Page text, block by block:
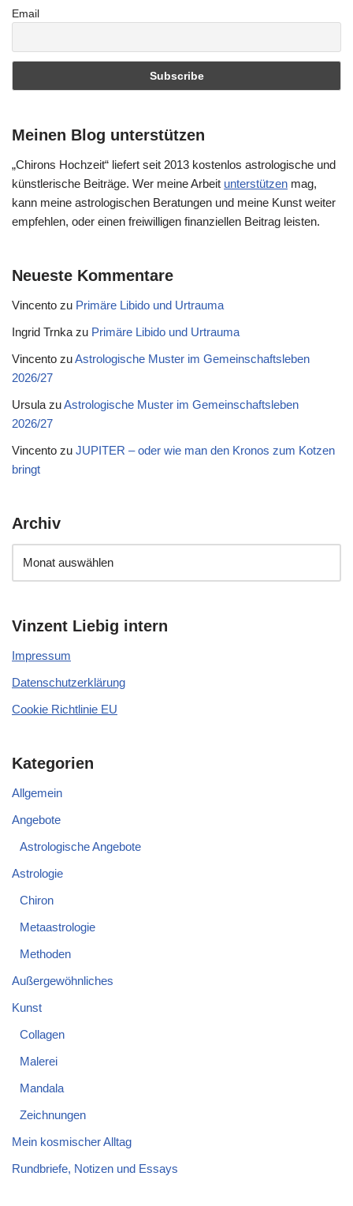
Email
Meinen Blog unterstützen
„Chirons Hochzeit“ liefert seit 2013 kostenlos astrologische und
künstlerische Beiträge. Wer meine Arbeit unterstützen mag,
kann meine astrologischen Beratungen und meine Kunst weiter
empfehlen, oder einen freiwilligen finanziellen Beitrag leisten.
Neueste Kommentare
Vincento zu Primäre Libido und Urtrauma
Ingrid Trnka zu Primäre Libido und Urtrauma
Vincento zuAstrologische Muster im Gemeinschaftsleben
2026/27
Ursula zuAstrologische Muster im Gemeinschaftsleben
2026/27
Vincento zu JUPITER – oder wie man den Kronos zum Kotzen
bringt
Archiv
Vinzent Liebig intern
Impressum
Datenschutzerklärung
Cookie Richtlinie EU
Kategorien
Allgemein
Angebote
Astrologische Angebote
Astrologie
Chiron
Metaastrologie
Methoden
Außergewöhnliches
Kunst
Collagen
Malerei
Mandala
Zeichnungen
Mein kosmischer Alltag
Rundbriefe, Notizen und Essays